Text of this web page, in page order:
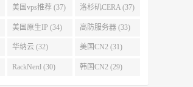
(38)
美国vps推荐 (37) 洛杉矶CERA (37)
美国原生IP (34) 高防服务器 (33)
华纳云 (32) 美国CN2 (31)
RackNerd (30) 韩国CN2 (29)